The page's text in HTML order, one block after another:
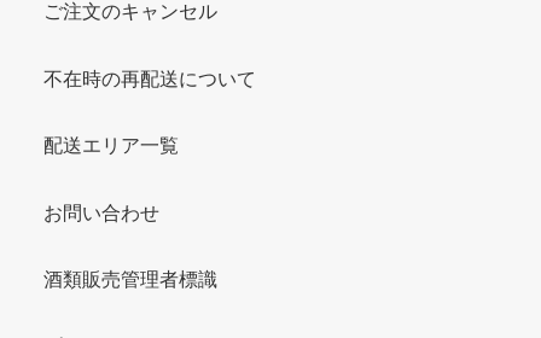
ご注文のキャンセル
不在時の再配送について
配送エリア一覧
お問い合わせ
酒類販売管理者標識